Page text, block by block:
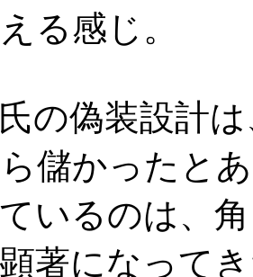
る感じ。
の偽装設計は
儲かったと
いるのは、
著になって